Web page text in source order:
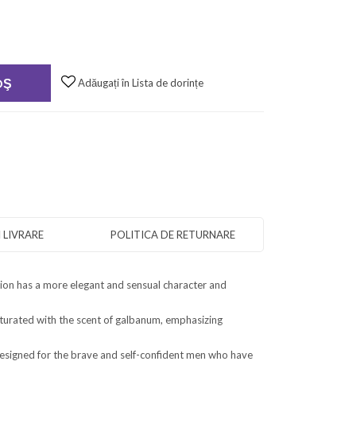
Adăugați în Lista de dorințe
POLITICA DE RETURNARE
has a more elegant and sensual character and
with the scent of galbanum, emphasizing
for the brave and self-confident men who have